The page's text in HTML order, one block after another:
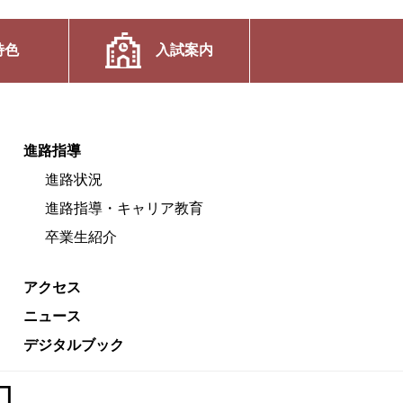
色 入試案内
進路指導
進路状況
進路指導・キャリア教育
卒業生紹介
アクセス
ニュース
デジタルブック